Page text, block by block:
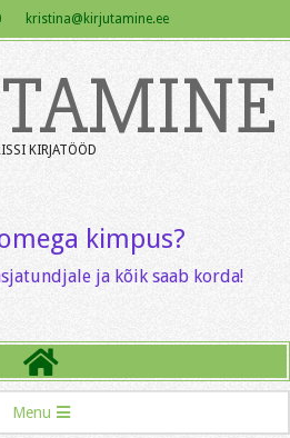
kristina@kirjutamine.ee
KIRJATÖÖD
kimpus?
ja kõik saab korda!
Menu